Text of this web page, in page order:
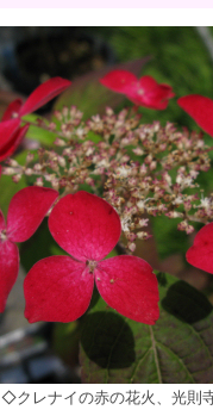
◇クレナイの赤の花火、光則